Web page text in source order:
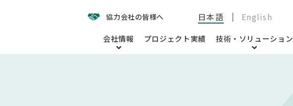
日本語 English
会社情報 プロジェクト実績 技術・ソリューション
協力会社の皆様へ